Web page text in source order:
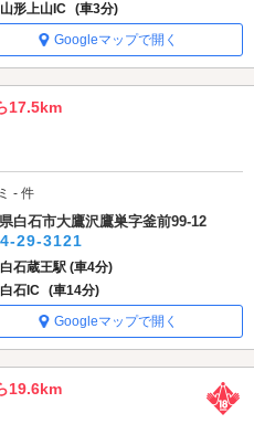
山形上山IC (車3分)
Googleマップで開く
17.5km
- 件
白石市大鷹沢鷹巣字釜前99-12
29-3121
白石蔵王駅 (車4分)
白石IC (車14分)
Googleマップで開く
19.6km